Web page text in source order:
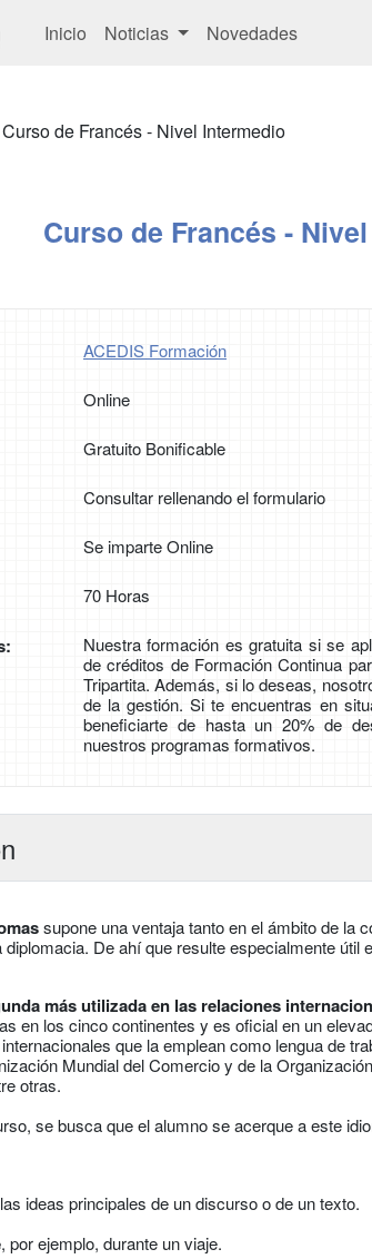
Inicio Noticias Novedades
Curso de Francés - Nivel Intermedio
Curso de Francés -
ACEDIS Formación
Online
Gratuito Bonificable
Consultar rellenando el formulario
Se imparte Online
70 Horas
Nuestra formación es gratuita si se
de créditos de Formación Continua
Tripartita. Además, si lo deseas,
de la gestión. Si te encuentras en
beneficiarte de hasta un 20% de
nuestros programas formativos.
supone una ventaja tanto en el ámbito de la
diplomacia. De ahí que resulte especialmente útil
más utilizada en las relaciones
en los cinco continentes y es oficial en un
que la emplean como lengua de
Mundial del Comercio y de la
otras.
se busca que el alumno se acerque a este
las ideas principales de un discurso o de un texto.
, por ejemplo, durante un viaje.